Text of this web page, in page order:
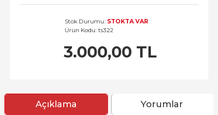
3.000,00 TL
Stok Durumu: STOKTA VAR
Ürün Kodu: ts322
Açıklama Yorumlar